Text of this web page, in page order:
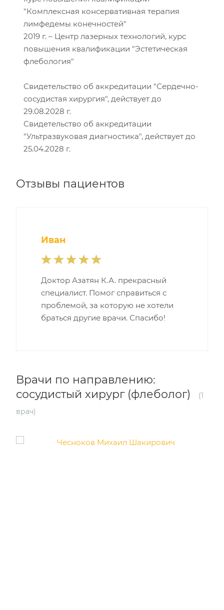
"Комплексная консервативная терапия
лимфедемы конечностей"
2019 г. – Центр лазерных технологий, курс
повышения квалификации "Эстетическая
флебология"
Свидетельство об аккредитации "Сердечно-
сосудистая хирургия", действует до
29.08.2028 г.
Свидетельство об аккредитации
"Ультразвуковая диагностика", действует до
25.04.2028 г.
Отзывы пациентов
Иван
Доктор Азатян К.А. прекрасный
специалист. Помог справиться с
проблемой, за которую не хотели
браться другие врачи. Спасибо!
Врачи по направлению:
сосудистый хирург (флеболог)
(1
врач)